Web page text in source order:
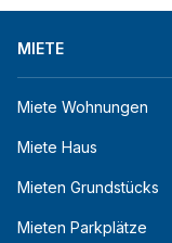
MIETE
Miete Wohnungen
Miete Haus
Mieten Grundstücks
Mieten Parkplätze